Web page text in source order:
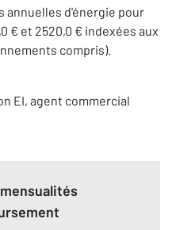
annuelles d'énergie pour
€ et 2520,0 € indexées aux
compris).
EI, agent commercial